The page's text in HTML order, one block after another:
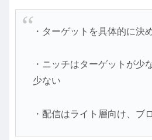
・ターゲットを具体的に決
・ニッチはターゲットが少
少ない
・配信はライト層向け、ブ